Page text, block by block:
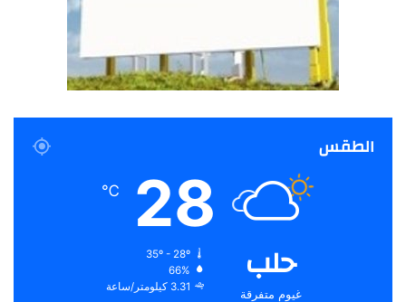
الطقس
حلب
غيوم متفرقة
28
℃
35º - 28º
66%
3.31 كيلومتر/ساعة